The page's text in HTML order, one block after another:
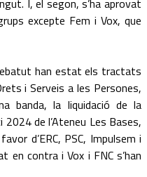
I, el segon, s’ha aprovat
excepte Fem i Vox, que
han estat els tractats
i Serveis a les Persones,
banda, la liquidació de la
2024 de l’Ateneu Les Bases,
d’ERC, PSC, Impulsem i
en contra i Vox i FNC s’han